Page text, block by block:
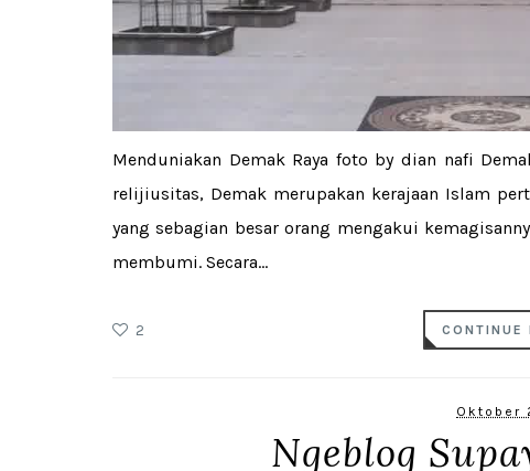
Menduniakan Demak Raya foto by dian nafi
relijiusitas, Demak merupakan kerajaan Islam
yang sebagian besar orang mengakui
membumi. Secara...
2 CONTINUE
Oktober
Ngeblog